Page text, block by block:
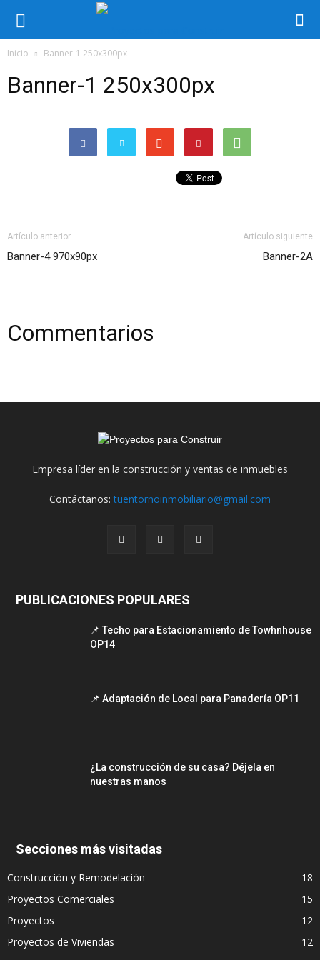
Inicio Banner-1 250x300px
Banner-1 250x300px
Artículo anterior
Banner-4 970x90px
Artículo siguiente
Banner-2A
Commentarios
Empresa líder en la construcción y ventas de inmuebles
Contáctanos:tuentornoinmobiliario@gmail.com
PUBLICACIONES POPULARES
📌 Techo para Estacionamiento de Towhnhouse
OP14
📌 Adaptación de Local para Panadería OP11
¿La construcción de su casa? Déjela en
nuestras manos
Secciones más visitadas
Construcción y Remodelación
18
Proyectos Comerciales
15
Proyectos
12
Proyectos de Viviendas
12